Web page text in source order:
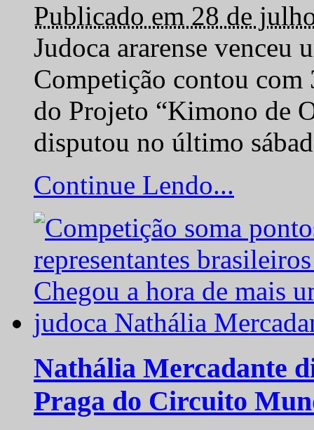
Publicado em 28 de
Judoca ararense venceu
Competição contou com
do Projeto “Kimono de
disputou no último
Continue Lendo...
Nathália Mercadante
Praga do Circuito